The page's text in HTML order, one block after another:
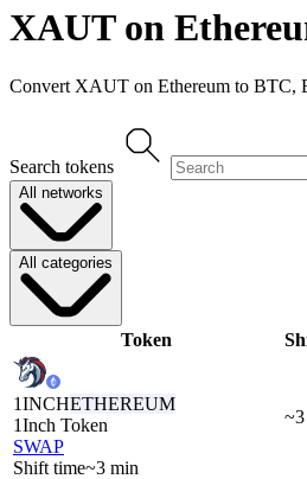
XAUT on
Convert XAUT on Ethereum to BTC,
Search tokens
All networks
All categories
Token
1INCHETHEREUM
1Inch Token
SWAP
Shift time~3 min